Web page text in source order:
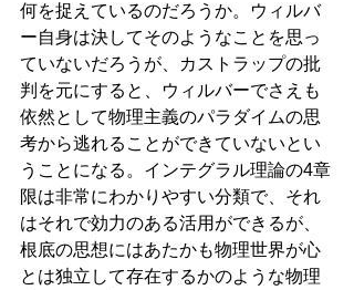
何を捉えているのだろうか。ウィルバ
ー自身は決してそのようなことを思っ
ていないだろうが、カストラップの批
判を元にすると、ウィルバーでさえも
依然として物理主義のパラダイムの思
考から逃れることができていないとい
うことになる。インテグラル理論の4章
限は非常にわかりやすい分類で、それ
はそれで効力のある活用ができるが、
根底の思想にはあたかも物理世界が心
とは独立して存在するかのような物理